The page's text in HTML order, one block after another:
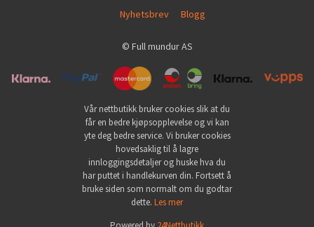
Nyhetsbrev Blogg
© Full mundur AS
Vår nettbutikk bruker cookies slik at du
får en bedre kjøpsopplevelse og vi kan
yte deg bedre service. Vi bruker cookies
hovedsaklig til å lagre
innloggingsdetaljer og huske hva du
har puttet i handlekurven din. Fortsett å
bruke siden som normalt om du godtar
dette. Les mer